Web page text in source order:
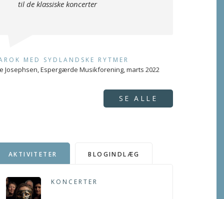
til de klassiske koncerter
MED SYDLANDSKE RYTMER
Josephsen, Espergærde Musikforening, marts 2022
SE ALLE
AKTIVITETER BLOGINDLÆG
KONCERTER